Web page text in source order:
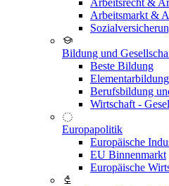
Arbeitsrecht &
Arbeitsmarkt &
Bildung und
Beste Bildung
Berufsbildung
Wirtschaft -
Europapolitik
Europäische
EU Binnenmarkt
Europäische